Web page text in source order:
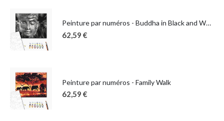
Peinture par numéros - Buddha in Black and White
62,59 €
Peinture par numéros - Family Walk
62,59 €